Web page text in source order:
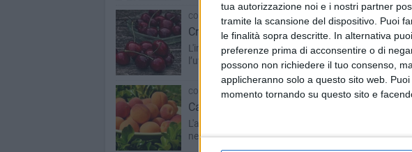
tua autorizzazione noi e i nostri partner
tramite la scansione del dispositivo. Puoi
le finalità sopra descritte. In alternativa
preferenze prima di acconsentire o di
possono non richiedere il tuo consenso,
applicheranno solo a questo sito web.
momento tornando su questo sito e
CORATO - 8 GIUGNO 2022
Crollo dei prezzi, comparto cerasicolo
L'impietosa analisi Cia Puglia: «Ortofrutticolo ko.
l’uva”
CORATO - 31 MAGGIO 2022
Caldo record, boom degli acquisti di frutta
L'analisi di Coldiretti: incremento delle vendite di
nespole